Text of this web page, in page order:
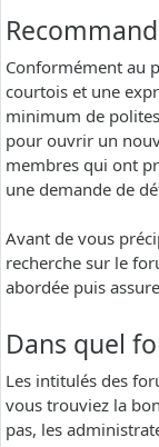
Conformément au
courtois et une
minimum de
pour ouvrir un
membres qui ont
une demande de
Avant de vous
recherche sur le
abordée puis
Dans quel
Les intitulés des
vous trouviez la
pas, les